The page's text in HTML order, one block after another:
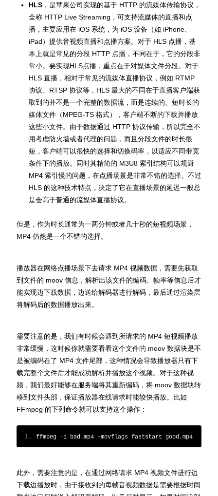
HLS，是苹果公司实现的基于 HTTP 的流媒体传输协议，
全称 HTTP Live Streaming，可支持流媒体的直播和点
播，主要应用在 iOS 系统，为 iOS 设备（如 iPhone、
iPad）提供音视频直播和点播方案。对于 HLS 点播，基
本上就是常见的分段 HTTP 点播，不同在于，它的分段非
常小。要实现HLS点播，重点在于对媒体文件分段。对于
HLS 直播，相对于常见的流媒体直播协议，例如 RTMP
协议、RTSP 协议等，HLS 最大的不同在于直播客户端获
取到的并不是一个完整的数据流，而是连续的、短时长的
媒体文件（MPEG-TS 格式），客户端不断的下载并播放
这些小文件。由于数据通过 HTTP 协议传输，所以完全不
用考虑防火墙或者代理的问题，而且分段文件的时长很
短，客户端可以很快的选择和切换码率，以适应不同带宽
条件下的播放。同时其精简的 M3U8 索引结构可以规避
MP4 索引慢的问题，在点播场景是非常不错的选择。不过
HLS 的这种技术特点，决定了它在直播场景的延迟一般总
是会高于普通的流媒体直播协议。
但是，作为时长通常为一两分钟或者几十秒的短视频场景，
MP4 仍然是一个不错的选择。
播放器在网络点播场景下去请求 MP4 视频数据，需要先获取
到文件的 moov 信息，解析出该文件的编码、帧率等信息后才
能实现边下载数据，边送给解码器进行解码，最后通过渲染层
将解码后的数据播放出来。
需要注意的是，我们有时候会遇到所请求的 MP4 短视频播放
非常缓慢，这时候你就需要看看这个文件的 moov 数据块是不
是被编码在了 MP4 文件尾部，这种情况会导致播放器只有下
载完整个文件后才能成功解析并播放这个视频。对于这种视
频，我们最好能够在服务端将其重新编码，将 moov 数据块转
移到文件头部，保证播放器在线请求时能较快播放。比如
FFmpeg 的下列命令就可以支持这个操作：
ffmpeg -i bad.mp4 -movflags faststart good.mp4
此外，需要注意的是，在通过网络请求 MP4 视频文件进行边
下载边播放时，由于接收到的每帧音视频数据是需要根据时间